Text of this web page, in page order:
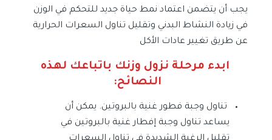
يجب أن يتضمن اعتماد نمط حياة جديد للتحكم في الوزن
في زيادة النشاط البدني وتقليل تناول السعرات الحرارية
عن طريق تغيير عادات الأكل
ابدء مرحلة نزول وزنك باتباعك لهذه
النصائح:
تناول وجبة فطور غنية بالبروتين. يمكن أن
يساعد تناول وجبة إفطار غنية بالبروتين في